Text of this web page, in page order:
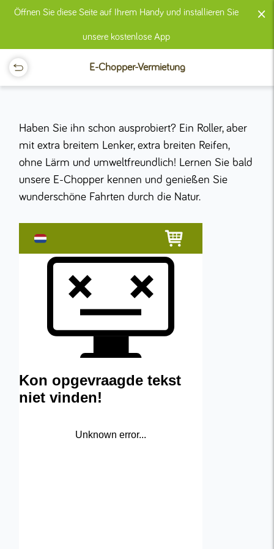
Öffnen Sie diese Seite auf Ihrem Handy und installieren Sie
unsere kostenlose App
×
E-Chopper-Vermietung
Haben Sie ihn schon ausprobiert? Ein Roller, aber
mit extra breitem Lenker, extra breiten Reifen,
ohne Lärm und umweltfreundlich! Lernen Sie bald
unsere E-Chopper kennen und genießen Sie
wunderschöne Fahrten durch die Natur.